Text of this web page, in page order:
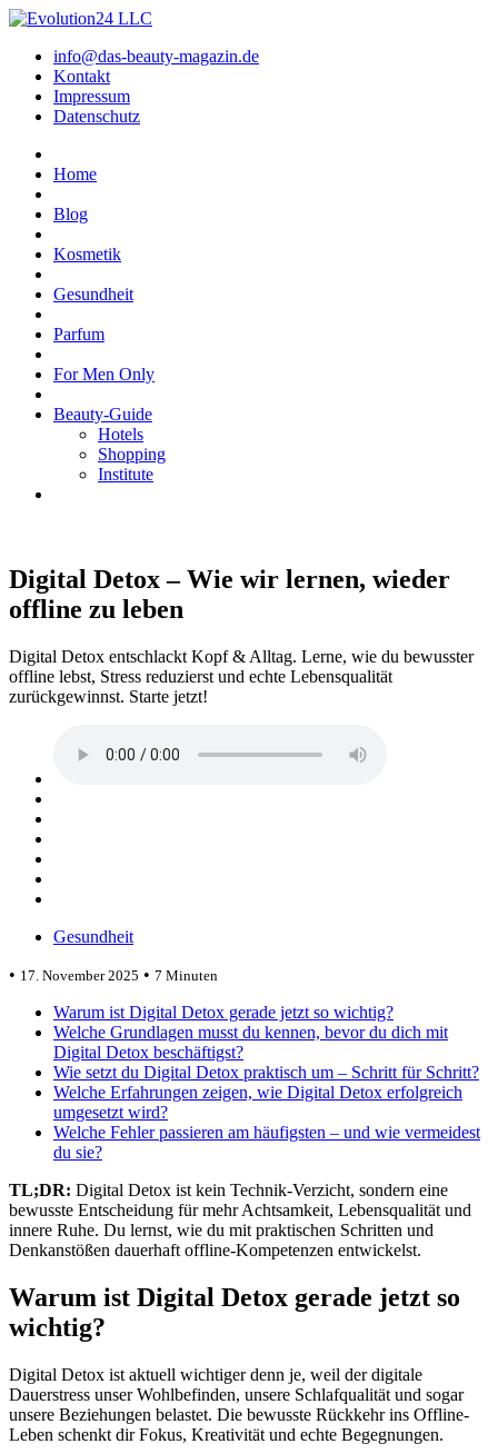
info@das-beauty-magazin.de
Kontakt
Impressum
Datenschutz
Home
Blog
Kosmetik
Gesundheit
Parfum
For Men Only
Beauty-Guide
Hotels
Shopping
Institute
Digital Detox – Wie wir lernen, wieder
offline zu leben
Digital Detox entschlackt Kopf & Alltag. Lerne, wie du bewusster
offline lebst, Stress reduzierst und echte Lebensqualität
zurückgewinnst. Starte jetzt!
Gesundheit
• 17. November 2025 • 7 Minuten
Warum ist Digital Detox gerade jetzt so wichtig?
Welche Grundlagen musst du kennen, bevor du dich mit
Digital Detox beschäftigst?
Wie setzt du Digital Detox praktisch um – Schritt für Schritt?
Welche Erfahrungen zeigen, wie Digital Detox erfolgreich
umgesetzt wird?
Welche Fehler passieren am häufigsten – und wie vermeidest
du sie?
TL;DR: Digital Detox ist kein Technik-Verzicht, sondern eine
bewusste Entscheidung für mehr Achtsamkeit, Lebensqualität und
innere Ruhe. Du lernst, wie du mit praktischen Schritten und
Denkanstößen dauerhaft offline-Kompetenzen entwickelst.
Warum ist Digital Detox gerade jetzt so
wichtig?
Digital Detox ist aktuell wichtiger denn je, weil der digitale
Dauerstress unser Wohlbefinden, unsere Schlafqualität und sogar
unsere Beziehungen belastet. Die bewusste Rückkehr ins Offline-
Leben schenkt dir Fokus, Kreativität und echte Begegnungen.